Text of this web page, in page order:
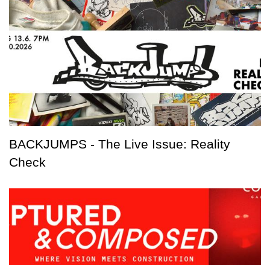
BACKJUMPS - The Live Issue: Reality
Check